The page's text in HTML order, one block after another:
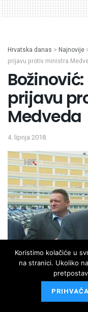
Hrvatska danas > Najnovije
prijavu protiv ministra
prijavu
Medveda
4. lipnja 2018.
Koristimo kolačiće u
na stranici. Ukoliko